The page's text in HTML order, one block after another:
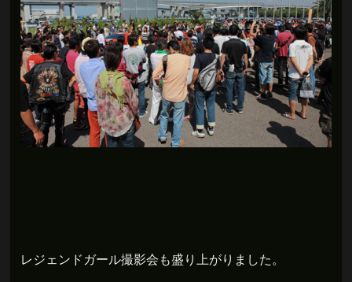
レジェンドガール撮影会も盛り上がりました。